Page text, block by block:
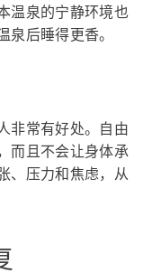
温泉的宁静环境也
后睡得更香。
非常有好处。自由
而且不会让身体承
、压力和焦虑，从